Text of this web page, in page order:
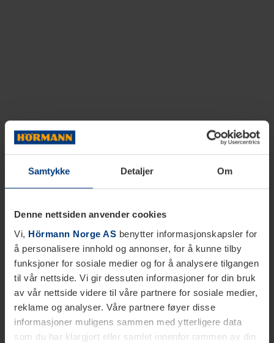
Samtykke Detaljer Om
Denne nettsiden anvender cookies
Vi, Hörmann Norge AS benytter informasjonskapsler for
å personalisere innhold og annonser, for å kunne tilby
funksjoner for sosiale medier og for å analysere tilgangen
til vår nettside. Vi gir dessuten informasjoner for din bruk
av vår nettside videre til våre partnere for sosiale medier,
reklame og analyser. Våre partnere føyer disse
informasjoner muligens sammen med ytterligere data
som du har klargjort eller samlet innenfor rammen av din